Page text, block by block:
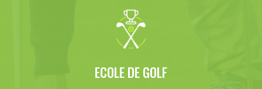
ECOLE DE GOLF